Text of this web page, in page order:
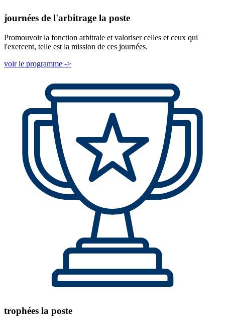
journées de l'arbitrage la poste
Promouvoir la fonction arbitrale et valoriser celles et ceux qui
l'exercent, telle est la mission de ces journées.
voir le programme ->
trophées la poste